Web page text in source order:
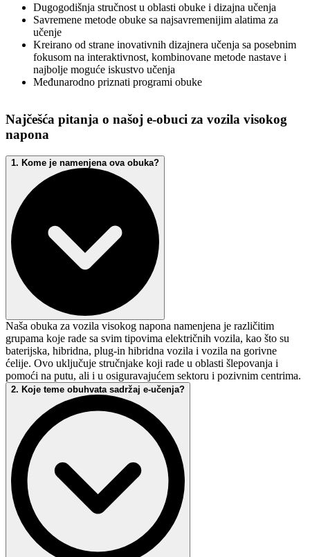
Dugogodišnja stručnost u oblasti obuke i dizajna učenja
Savremene metode obuke sa najsavremenijim alatima za
učenje
Kreirano od strane inovativnih dizajnera učenja sa posebnim
fokusom na interaktivnost, kombinovane metode nastave i
najbolje moguće iskustvo učenja
Međunarodno priznati programi obuke
Najčešća pitanja o našoj e-obuci za vozila visokog
napona
1. Kome je namenjena ova obuka?
Naša obuka za vozila visokog napona namenjena je različitim
grupama koje rade sa svim tipovima električnih vozila, kao što su
baterijska, hibridna, plug-in hibridna vozila i vozila na gorivne
ćelije. Ovo uključuje stručnjake koji rade u oblasti šlepovanja i
pomoći na putu, ali i u osiguravajućem sektoru i pozivnim centrima.
2. Koje teme obuhvata sadržaj e-učenja?